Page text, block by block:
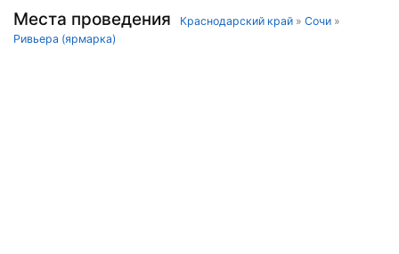
Места проведения Краснодарский край » Сочи »
Ривьера (ярмарка)